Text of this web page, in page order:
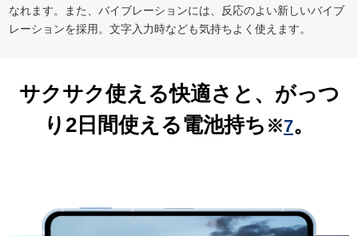
なれます。また、バイブレーションには、反応のよい新しいバイブ
レーションを採用。文字入力時なども気持ちよく使えます。
サクサク使える快適さと、がっつ
り2日間使える電池持ち ※7。